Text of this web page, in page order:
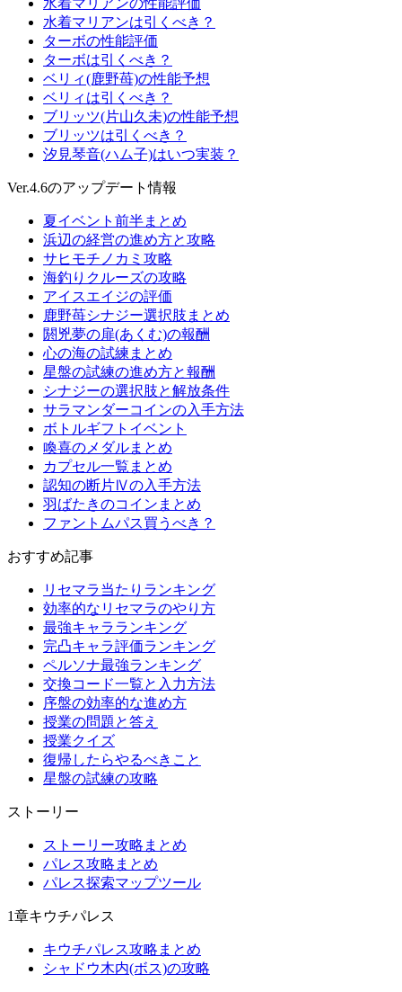
水着マリアンの性能評価
水着マリアンは引くべき？
ターボの性能評価
ターボは引くべき？
ベリィ(鹿野苺)の性能予想
ベリィは引くべき？
ブリッツ(片山久未)の性能予想
ブリッツは引くべき？
汐見琴音(ハム子)はいつ実装？
Ver.4.6のアップデート情報
夏イベント前半まとめ
浜辺の経営の進め方と攻略
サヒモチノカミ攻略
海釣りクルーズの攻略
アイスエイジの評価
鹿野苺シナジー選択肢まとめ
閼兇夢の扉(あくむ)の報酬
心の海の試練まとめ
星盤の試練の進め方と報酬
シナジーの選択肢と解放条件
サラマンダーコインの入手方法
ボトルギフトイベント
喚喜のメダルまとめ
カプセル一覧まとめ
認知の断片Ⅳの入手方法
羽ばたきのコインまとめ
ファントムパス買うべき？
おすすめ記事
リセマラ当たりランキング
効率的なリセマラのやり方
最強キャラランキング
完凸キャラ評価ランキング
ペルソナ最強ランキング
交換コード一覧と入力方法
序盤の効率的な進め方
授業の問題と答え
授業クイズ
復帰したらやるべきこと
星盤の試練の攻略
ストーリー
ストーリー攻略まとめ
パレス攻略まとめ
パレス探索マップツール
1章キウチパレス
キウチパレス攻略まとめ
シャドウ木内(ボス)の攻略